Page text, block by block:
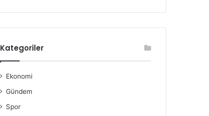
Kategoriler
Ekonomi
Gündem
Spor